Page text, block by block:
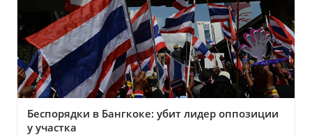
Беспорядки в Бангкоке: убит лидер оппозиции
у участка